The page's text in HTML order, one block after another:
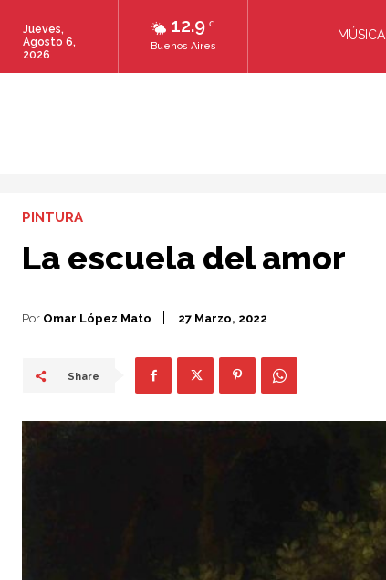
12.9 C
Buenos Aires
Jueves,
Agosto 6,
2026
MÚSICA
PINTURA
La escuela del amor
Por Omar López Mato 27 Marzo, 2022
Share